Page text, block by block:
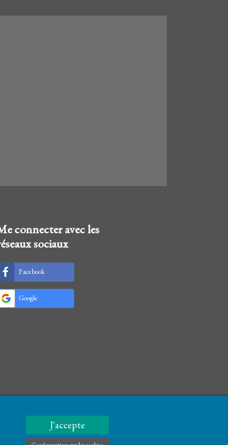
J'accepte
connecter avec les
sociaux
Facebook
Google